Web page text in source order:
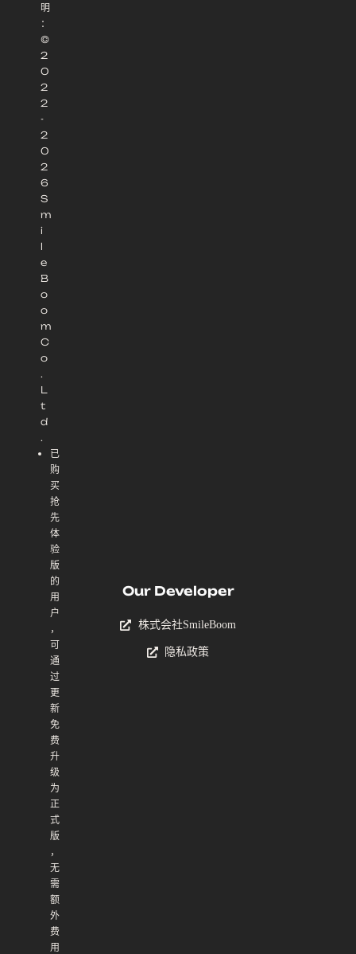
明
：
©
2
0
2
2
-
2
0
2
6
S
m
i
l
e
B
o
o
m
C
o
.
L
t
d
.
已
购
买
抢
先
体
验
版
的
用
户
，
可
通
过
更
新
免
费
升
级
为
正
式
版
，
无
需
额
外
费
用
Our Developer
株式会社SmileBoom
隐私政策